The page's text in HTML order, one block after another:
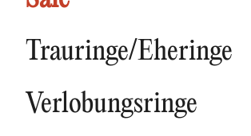
Trauringe/Eheringe
NEUHEITEN
Verlobungsringe